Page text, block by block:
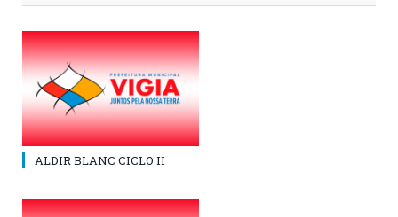
ALDIR BLANC CICLO II